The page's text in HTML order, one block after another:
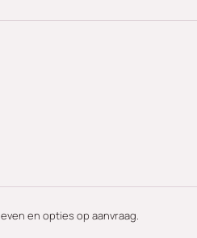
en opties op aanvraag.